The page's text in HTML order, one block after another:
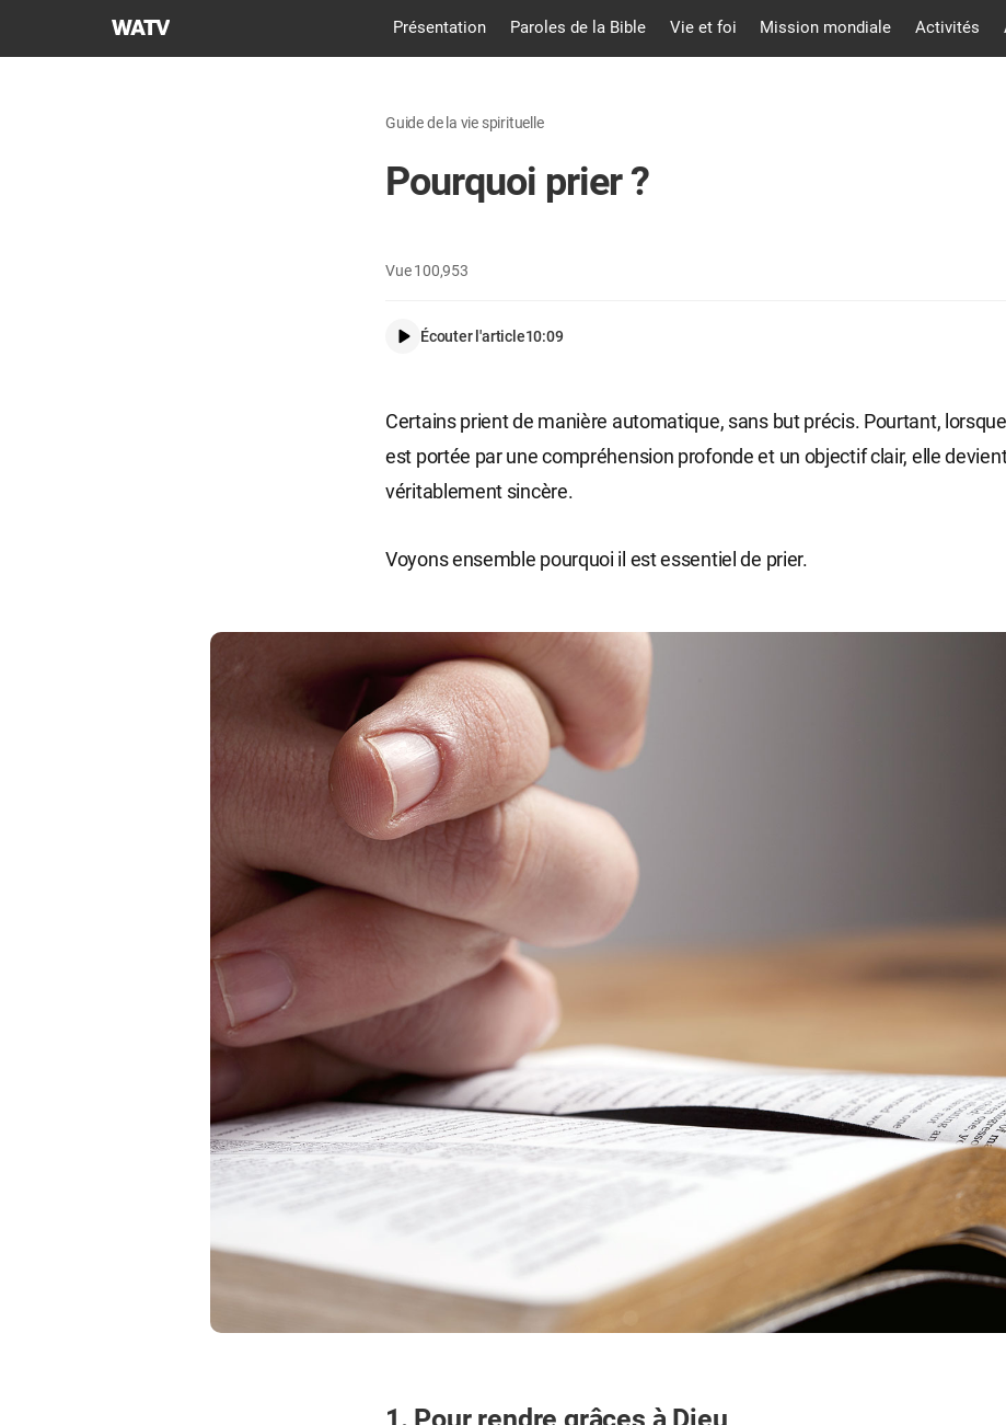
L'ÉGLISE
​Présentation Paroles de la Bible Vie et foi Mission mondiale Activités
Guide de la vie spirituelle
Pourquoi prier ?
Vue100,953
Écouter l'article10:09
Certains prient de manière automatique, sans but précis. Pourtant,
est portée par une compréhension profonde et un objectif clair, elle
véritablement sincère.
Voyons ensemble pourquoi il est essentiel de prier.